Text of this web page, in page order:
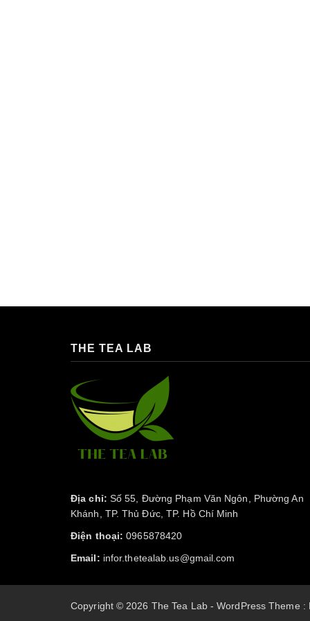
THE TEA LAB
Địa chỉ: Số 55, Đường Phạm Văn Ngôn, Phường An
Khánh, TP. Thủ Đức, TP. Hồ Chí Minh
Điện thoại: 0965878420
Email: infor.thetealab.us@gmail.com
Copyright © 2026 The Tea Lab - WordPress Theme :